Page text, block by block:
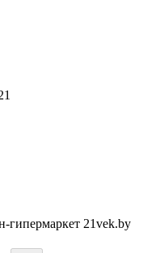
гипермаркет 21vek.by